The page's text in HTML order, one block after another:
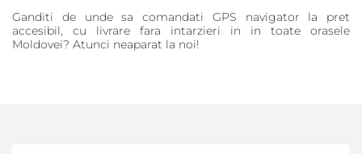
Ganditi de unde sa comandati GPS navigator la pret
accesibil, cu livrare fara intarzieri in in toate orasele
Moldovei? Atunci neaparat la noi!